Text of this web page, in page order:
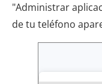
"Administrar
de tu teléfono